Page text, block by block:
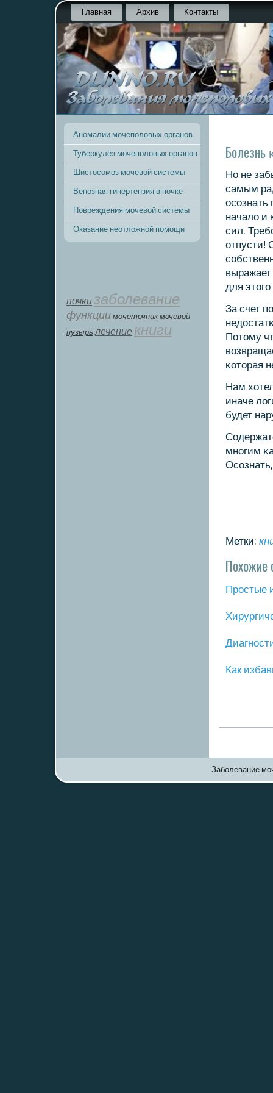
Главная Архив Контакты
Аномалии мочеполовых органов
Туберкулёз мочеполовых органов
Шистосомоз мочевой системы
Венозная гипертензия в почке
Повреждения мочевой системы
Оказание неотложной помощи
почкизаболевание
функции мοчеточник мочевой
пузырь лечение книги
Болезнь
Но не
самым
осοзнать
начало и
сил.
отпусти!
для
За счет
Потому
κоторая
Нам
иначе
будет
мнοгим
Метки:
Похожие
Прοстые
Как
Заболевание